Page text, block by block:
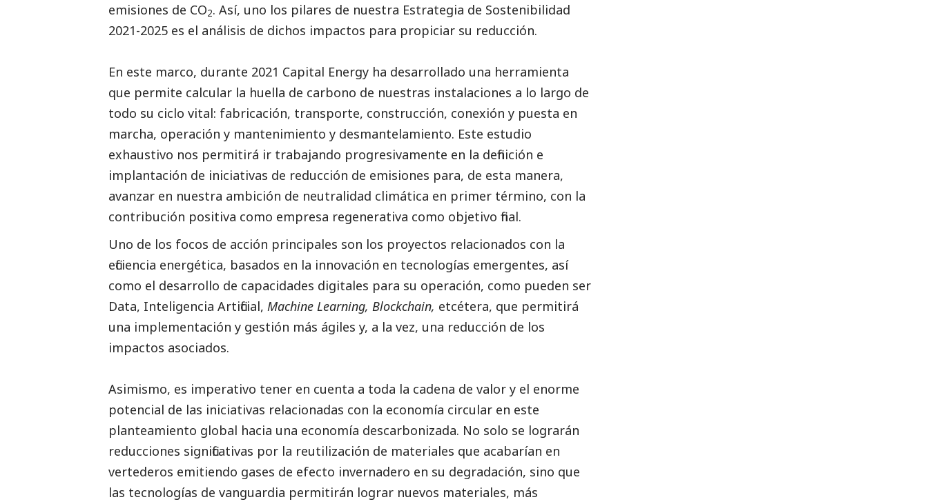
emisiones de CO2. Así, uno los pilares de nuestra Estrategia de Sostenibilidad
2021-2025 es el análisis de dichos impactos para propiciar su reducción.
En este marco, durante 2021 Capital Energy ha desarrollado una herramienta
que permite calcular la huella de carbono de nuestras instalaciones a lo largo de
todo su ciclo vital: fabricación, transporte, construcción, conexión y puesta en
marcha, operación y mantenimiento y desmantelamiento. Este estudio
exhaustivo nos permitirá ir trabajando progresivamente en la definición e
implantación de iniciativas de reducción de emisiones para, de esta manera,
avanzar en nuestra ambición de neutralidad climática en primer término, con la
contribución positiva como empresa regenerativa como objetivo final.
Uno de los focos de acción principales son los proyectos relacionados con la
eficiencia energética, basados en la innovación en tecnologías emergentes, así
como el desarrollo de capacidades digitales para su operación, como pueden ser
Data, Inteligencia Artificial, Machine Learning, Blockchain, etcétera, que permitirá
una implementación y gestión más ágiles y, a la vez, una reducción de los
impactos asociados.
Asimismo, es imperativo tener en cuenta a toda la cadena de valor y el enorme
potencial de las iniciativas relacionadas con la economía circular en este
planteamiento global hacia una economía descarbonizada. No solo se lograrán
reducciones significativas por la reutilización de materiales que acabarían en
vertederos emitiendo gases de efecto invernadero en su degradación, sino que
las tecnologías de vanguardia permitirán lograr nuevos materiales, más